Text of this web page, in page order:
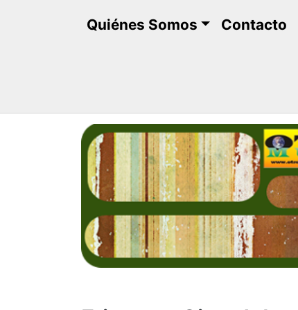
Quiénes Somos Contacto